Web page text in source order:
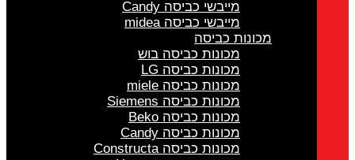
מייבשי כביסה Candy
מייבשי כביסה midea
מכונות כביסה
מכונות כביסה בוש
מכונות כביסה LG
מכונות כביסה miele
מכונות כביסה Siemens
מכונות כביסה Beko
מכונות כביסה Candy
מכונות כביסה Constructa